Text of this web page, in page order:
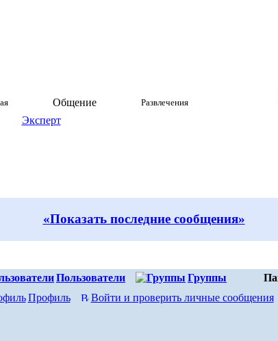
Общение Развлечения
Эксперт
«Показать последние сообщения»
Пользователи Группы
Профиль
Войти и проверить личные сообщения